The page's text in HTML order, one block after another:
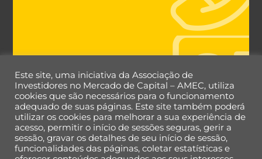
Back
To
Este site, uma iniciativa da Associação de
Investidores no Mercado de Capital – AMEC, utiliza
cookies que são necessários para o funcionamento
adequado de suas páginas. Este site também poderá
utilizar os cookies para melhorar a sua experiência de
acesso, permitir o início de sessões seguras, gerir a
sessão, gravar os detalhes de seu início de sessão,
funcionalidades das páginas, coletar estatísticas e